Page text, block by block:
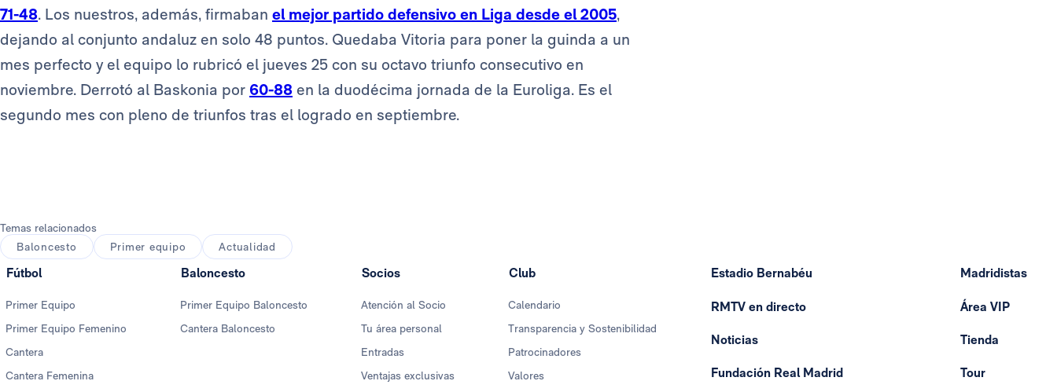
71-48. Los nuestros, además, firmaban el mejor partido defensivo en Liga desde el 2005,
dejando al conjunto andaluz en solo 48 puntos. Quedaba Vitoria para poner la guinda a un
mes perfecto y el equipo lo rubricó el jueves 25 con su octavo triunfo consecutivo en
noviembre. Derrotó al Baskonia por 60-88 en la duodécima jornada de la Euroliga. Es el
segundo mes con pleno de triunfos tras el logrado en septiembre.
Temas relacionados
Baloncesto
Primer equipo Actualidad
Fútbol
Primer Equipo
Primer Equipo Femenino
Cantera
Cantera Femenina
Baloncesto
Primer Equipo Baloncesto
Cantera Baloncesto
Socios
Atención al Socio
Tu área personal
Entradas
Ventajas exclusivas
Club
Calendario
Transparencia y Sostenibilidad
Patrocinadores
Valores
Estadio Bernabéu
RMTV en directo
Noticias
Fundación Real Madrid
Madridistas
Área VIP
Tienda
Tour